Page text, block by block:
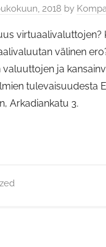
2018 by
virtuaalivaluttojen?
välinen
ja
tulevaisuudesta
Arkadiankatu 3.